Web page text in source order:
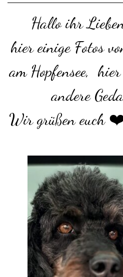
Hallo ihr
hier einige Fotos
am Hopfensee,
andere
Wir grüßen euch